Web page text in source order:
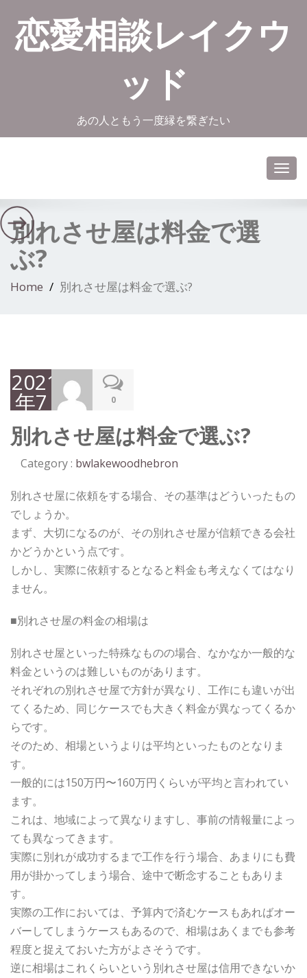
恋愛相談レイクウ
ッド
あの人ともう一度縁を繋ぎたい
別れさせ屋は料金で選
ぶ?
Home 別れさせ屋は料金で選ぶ?
2021
年7
月
19
日
0
別れさせ屋は料金で選ぶ?
Category : bwlakewoodhebron
別れさせ屋に依頼をする場合、その基準はどういったもの
でしょうか。
まず、大切になるのが、その別れさせ屋が信頼できる会社
かどうかという点です。
しかし、実際に依頼するとなると料金も考えなくてはなり
ません。
■別れさせ屋の料金の相場は
別れさせ屋といった特殊なものの場合、なかなか一般的な
料金というのは難しいものがあります。
それぞれの別れさせ屋で方針が異なり、工作にも違いが出
てくるため、同じケースでも大きく料金が異なってくるか
らです。
そのため、相場というよりは平均といったものとなりま
す。
一般的には150万円〜160万円くらいが平均と言われてい
ます。
これは、地域によって異なりますし、事前の情報量によっ
ても異なってきます。
実際に別れが成功するまで工作を行う場合、あまりにも費
用が掛かってしまう場合、途中で断念することもありま
す。
実際の工作においては、予算内で済むケースもあればオー
バーしてしまうケースもあるので、相場はあくまでも参考
程度と捉えておいた方がよさそうです。
逆に相場はこれくらいという別れさせ屋は信用できないか